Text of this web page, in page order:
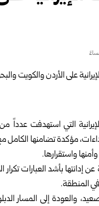
التي استهدفت
‏مؤكدة تضامنها الكامل
واستقرارها.‏
بأشد العبارات تكرار
في المنطقة.
والعودة إلى المسار